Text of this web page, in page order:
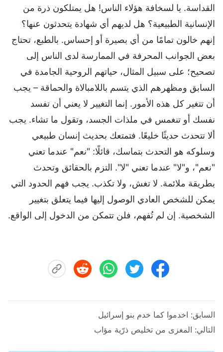
القداسة. يا لسخافة هؤلاء الناس! هل يمتلكون ذرة من
الإنسانية الطبيعية؟ هل لديهم أي شهادة يتحدثون عنها؟
إنهم خالون تمامًا من أي بصيرة أو إحساس. بالطبع، تحتاج
بعض الجوانب المحرفة في الممارسة لدى الناس إلى
تصحيح؛ على سبيل المثال، حياتهم الروحية الجامدة في
السابق ومظهرهم الذي يتسم باللامبالاة والحماقة – يجب
أن تتغير كل هذه الأمور. إنما التغيير لا يعني أن تفسد
نفسك أو تنغمس في ملذات الجسد، وتقول ما تشاء. يجب
ألا تتحدث حديثًا خليعًا. فتمتعك بحديث إنسان طبيعي
وسلوكه هو التحدث بتماسك، قائلًا: "نعم" عندما تعني
"نعم"، و"لا" عندما تعني "لا". التزم بالحقائق وتحدث
بطريقة ملائمة. لا تغش، ولا تكذب. يجب فهم الحدود التي
يمكن للشخص العادي الوصول إليها فيما يتعلق بتغيير
الشخصية. إن لم تُفهم، فلن تتمكن من الدخول إلى الواقع.
السابق: اخدموا كما خدم بنو إسرائيل
التالي: المغزى من تخليص ذرّية مؤاب